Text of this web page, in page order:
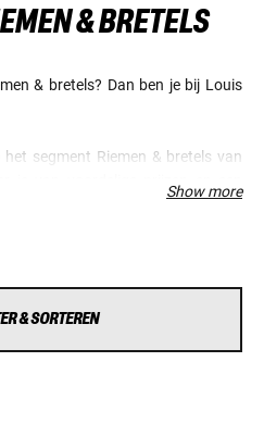
& BRETELS
& bretels? Dan ben je bij Louis
segment Riemen & bretels van
Show more
& SORTEREN